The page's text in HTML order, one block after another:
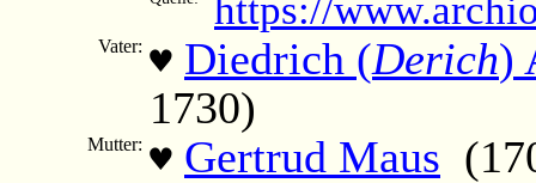
https://
Vater: ♥ Diedrich (Derich)
1730)
Mutter: ♥ Gertrud Maus